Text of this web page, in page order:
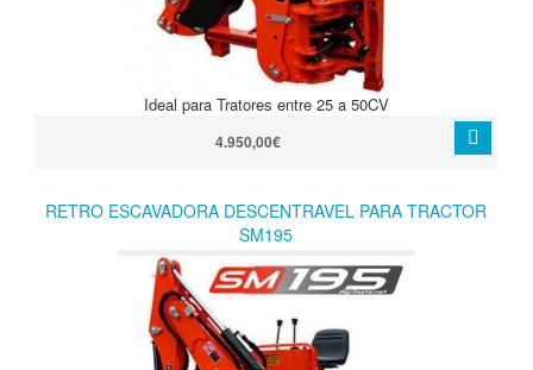
Ideal para Tratores entre 25 a 50CV
4.950,00€
RETRO ESCAVADORA DESCENTRAVEL PARA TRACTOR
SM195